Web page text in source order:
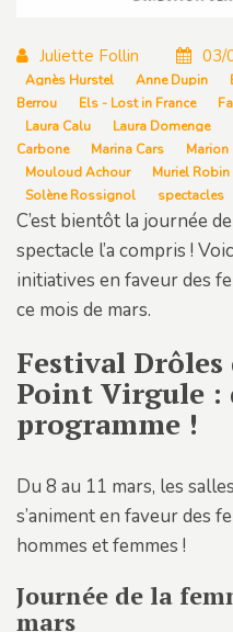
Juliette Follin 03/
Agnès Hurstel Anne Dupin
Berrou
Els - Lost in France
Laura Calu
Laura Domenge
Carbone
Marina Cars Marion
Mouloud Achour
Muriel Robin
Solène Rossignol
spectacles
C’est bientôt la journée
spectacle l’a compris !
initiatives en faveur des
ce mois de mars.
Festival Drôles
Point Virgule :
programme !
Du 8 au 11 mars, les
s’animent en faveur des
hommes et femmes !
Journée de la
mars